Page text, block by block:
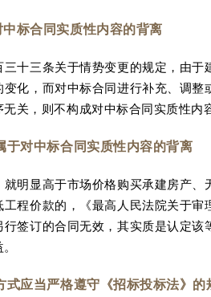
标合同实质性内容的背离
十三条关于情势变更的规定，由
化，而对中标合同进行补充、调
关，则不构成对中标合同实质性内
对中标合同实质性内容的背离
明显高于市场价格购买承建房产
程价款的，《最高人民法院关于
签订的合同无效，其实质是认定该
应当严格遵守《招标投标法》的